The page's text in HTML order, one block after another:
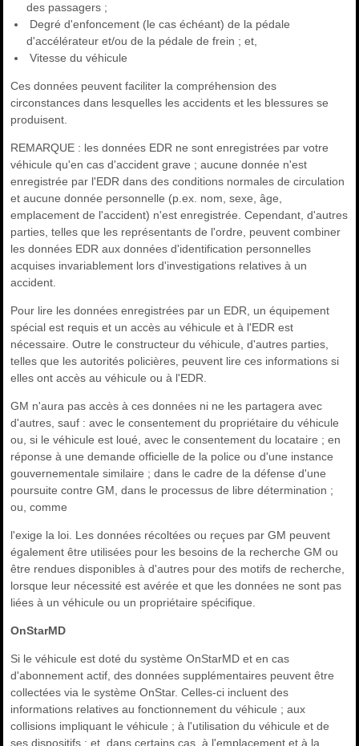
des passagers ;
Degré d'enfoncement (le cas échéant) de la pédale
d'accélérateur et/ou de la pédale de frein ; et,
Vitesse du véhicule
Ces données peuvent faciliter la compréhension des
circonstances dans lesquelles les accidents et les blessures se
produisent.
REMARQUE : les données EDR ne sont enregistrées par votre
véhicule qu'en cas d'accident grave ; aucune donnée n'est
enregistrée par l'EDR dans des conditions normales de circulation
et aucune donnée personnelle (p.ex. nom, sexe, âge,
emplacement de l'accident) n'est enregistrée. Cependant, d'autres
parties, telles que les représentants de l'ordre, peuvent combiner
les données EDR aux données d'identification personnelles
acquises invariablement lors d'investigations relatives à un
accident.
Pour lire les données enregistrées par un EDR, un équipement
spécial est requis et un accès au véhicule et à l'EDR est
nécessaire. Outre le constructeur du véhicule, d'autres parties,
telles que les autorités policières, peuvent lire ces informations si
elles ont accès au véhicule ou à l'EDR.
GM n'aura pas accès à ces données ni ne les partagera avec
d'autres, sauf : avec le consentement du propriétaire du véhicule
ou, si le véhicule est loué, avec le consentement du locataire ; en
réponse à une demande officielle de la police ou d'une instance
gouvernementale similaire ; dans le cadre de la défense d'une
poursuite contre GM, dans le processus de libre détermination ;
ou, comme
l'exige la loi. Les données récoltées ou reçues par GM peuvent
également être utilisées pour les besoins de la recherche GM ou
être rendues disponibles à d'autres pour des motifs de recherche,
lorsque leur nécessité est avérée et que les données ne sont pas
liées à un véhicule ou un propriétaire spécifique.
OnStarMD
Si le véhicule est doté du système OnStarMD et en cas
d'abonnement actif, des données supplémentaires peuvent être
collectées via le système OnStar. Celles-ci incluent des
informations relatives au fonctionnement du véhicule ; aux
collisions impliquant le véhicule ; à l'utilisation du véhicule et de
ses dispositifs ; et, dans certains cas, à l'emplacement et à la